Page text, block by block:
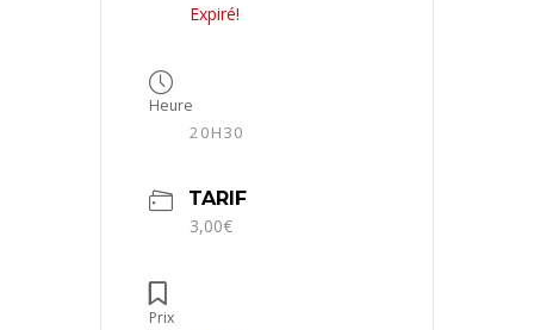
Expiré!
Heure
20H30
TARIF
3,00€
Prix